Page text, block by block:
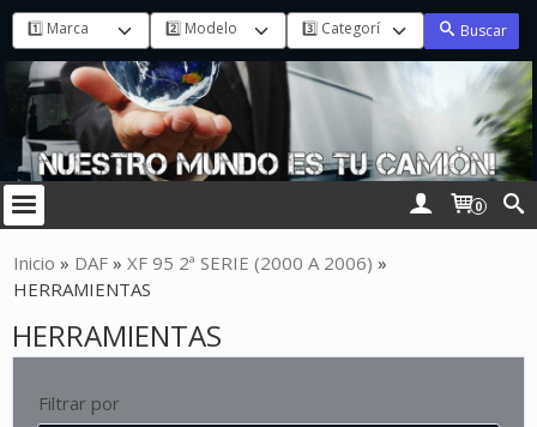
Buscar
0
Inicio » DAF » XF 95 2ª SERIE (2000 A 2006) »
HERRAMIENTAS
HERRAMIENTAS
Filtrar por